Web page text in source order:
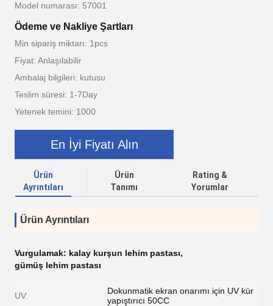
Model numarası: 57001
Ödeme ve Nakliye Şartları
Min sipariş miktarı: 1pcs
Fiyat: Anlaşılabilir
Ambalaj bilgileri: kutusu
Teslim süresi: 1-7Day
Yetenek temini: 1000
En İyi Fiyatı Alın
Ürün
Ayrıntıları
Ürün
Tanımı
Rating &
Yorumlar
Ürün Ayrıntıları
Vurgulamak: kalay kurşun lehim pastası,
gümüş lehim pastası
UV:
Dokunmatik ekran onarımı için UV kür
yapıştırıcı 50CC